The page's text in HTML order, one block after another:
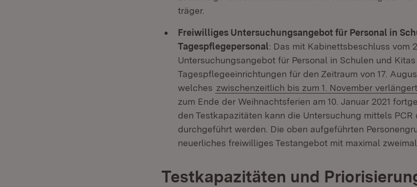
träger.
Freiwilliges Untersuchungsangebot für Personal in
Tagespflegepersonal: Das mit Kabinettsbeschluss vom
Untersuchungsangebot für Personal in Schulen und
Tagespflegeeinrichtungen für den Zeitraum von 17.
welches zwischenzeitlich bis zum 1. November
zum Ende der Weihnachtsferien am 10. Januar 2021
den Testkapazitäten kann die Untersuchung mittels PCR
durchgeführt werden. Die oben aufgeführten
neuerliches freiwilliges Testangebot mit maximal
Testkapazitäten und